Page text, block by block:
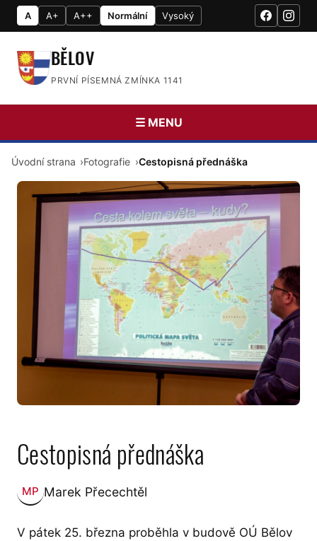
A A+ A++ Normální Vysoký
BĚLOV
PRVNÍ PÍSEMNÁ ZMÍNKA 1141
☰ MENU
Úvodní strana Fotografie Cestopisná přednáška
Cestopisná přednáška
MP Zveřejnil:
Marek Přecechtěl
V pátek 25. března proběhla v budově OÚ Bělov